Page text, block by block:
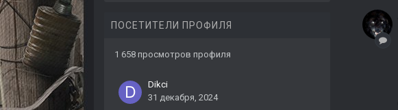
ПОСЕТИТЕЛИ ПРОФИЛЯ
1 658 просмотров профиля
Dikci
31 декабря, 2024